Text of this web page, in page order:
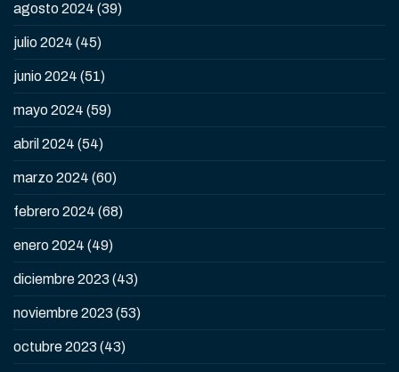
agosto 2024 (39)
julio 2024 (45)
junio 2024 (51)
mayo 2024 (59)
abril 2024 (54)
marzo 2024 (60)
febrero 2024 (68)
enero 2024 (49)
diciembre 2023 (43)
noviembre 2023 (53)
octubre 2023 (43)